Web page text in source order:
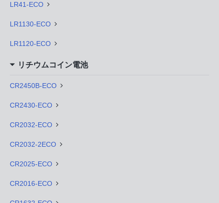
LR41-ECO
LR1130-ECO
LR1120-ECO
リチウムコイン電池
CR2450B-ECO
CR2430-ECO
CR2032-ECO
CR2032-2ECO
CR2025-ECO
CR2016-ECO